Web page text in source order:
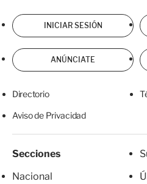
INICIAR SESIÓN
ANÚNCIATE
Directorio
Aviso de Privacidad
Secciones
Nacional